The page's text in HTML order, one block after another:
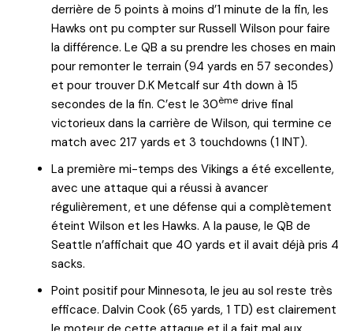
derrière de 5 points à moins d’1 minute de la fin, les
Hawks ont pu compter sur Russell Wilson pour faire
la différence. Le QB a su prendre les choses en main
pour remonter le terrain (94 yards en 57 secondes)
et pour trouver D.K Metcalf sur 4th down à 15
secondes de la fin. C’est le 30ème drive final
victorieux dans la carrière de Wilson, qui termine ce
match avec 217 yards et 3 touchdowns (1 INT).
La première mi-temps des Vikings a été excellente,
avec une attaque qui a réussi à avancer
régulièrement, et une défense qui a complètement
éteint Wilson et les Hawks. A la pause, le QB de
Seattle n’affichait que 40 yards et il avait déjà pris 4
sacks.
Point positif pour Minnesota, le jeu au sol reste très
efficace. Dalvin Cook (65 yards, 1 TD) est clairement